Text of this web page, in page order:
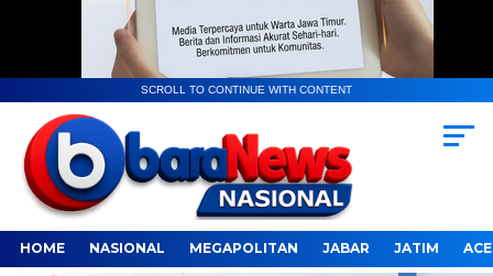
SCROLL TO CONTINUE WITH CONTENT
HOME NASIONAL MEGAPOLITAN JABAR JATIM